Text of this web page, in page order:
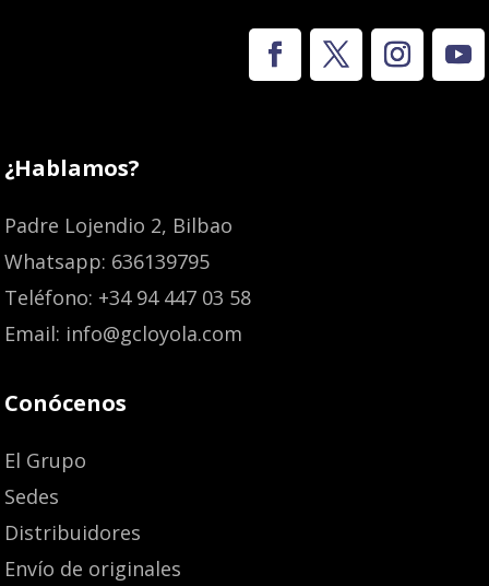
¿Hablamos?
Padre Lojendio 2, Bilbao
Whatsapp: 636139795
Teléfono: +34 94 447 03 58
Email: info@gcloyola.com
Conócenos
El Grupo
Sedes
Distribuidores
Envío de originales